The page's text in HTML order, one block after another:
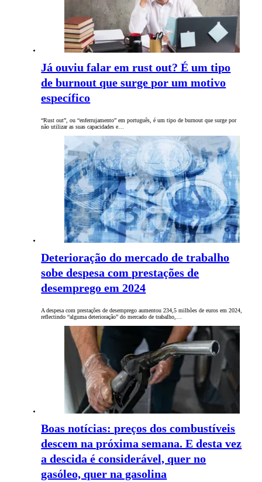
Já ouviu falar em rust out? É um tipo
de burnout que surge por um motivo
específico
“Rust out”, ou “enferrujamento” em português, é um tipo de burnout que surge por
não utilizar as suas capacidades e…
Deterioração do mercado de trabalho
sobe despesa com prestações de
desemprego em 2024
A despesa com prestações de desemprego aumentou 234,5 milhões de euros em 2024,
reflectindo “alguma deterioração” do mercado de trabalho,…
Boas notícias: preços dos combustíveis
descem na próxima semana. E desta vez
a descida é considerável, quer no
gasóleo, quer na gasolina